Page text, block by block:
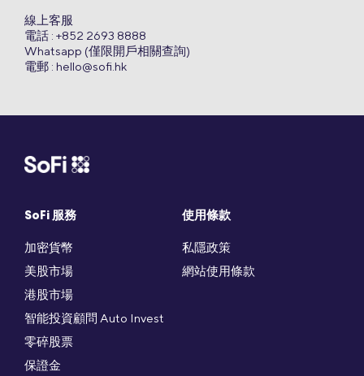
SoFi 服務
加密貨幣
美股市場
港股市場
智能投資顧問 Auto Invest
零碎股票
保證金
使用條款
私隱政策
網站使用條款
線上客服
電話 : +852 2693 8888
Whatsapp (僅限開戶相關查詢)
電郵 : hello@sofi.hk